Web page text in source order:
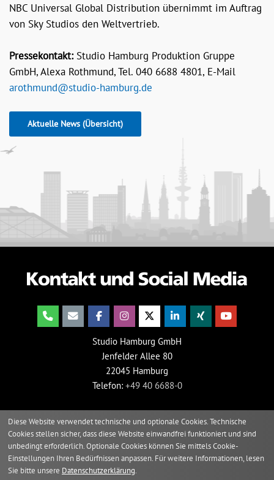
NBC Universal Global Distribution übernimmt im Auftrag
von Sky Studios den Weltvertrieb.
Pressekontakt:Studio Hamburg Produktion Gruppe
GmbH, Alexa Rothmund, Tel. 040 6688 4801, E-Mail
arothmund@studio-hamburg.de
Aktuelle News (Übersicht)
Studio Hamburg GmbH
Jenfelder Allee 80
22045 Hamburg
Telefon: +49 40 6688-0
Diese Website verwendet technische und optionale Cookies. Technische
Cookies stellen sicher, dass diese Website einwandfrei funktioniert und sind
unbedingt erforderlich. Optionale Cookies können Sie mittels Cookie-
Einstellungen Ihren Bedürfnissen anpassen. Für weitere Informationen, lesen
Sie bitte unsere Datenschutzerklärung.